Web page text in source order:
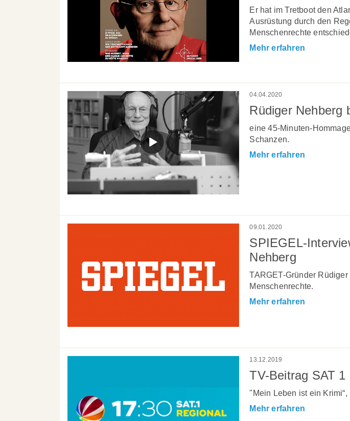
Er hat im Tretboot den
Ausrüstung durch den
Menschenrechte
Mehr erfahren
04.04.2020
Rüdiger Nehberg
eine 45-Minuten-
Schanzen.
Mehr erfahren
09.01.2020
SPIEGEL-
Nehberg
TARGET-Gründer
Menschenrechte.
Mehr erfahren
13.12.2019
TV-Beitrag SAT 1
"Mein Leben ist ein
Mehr erfahren